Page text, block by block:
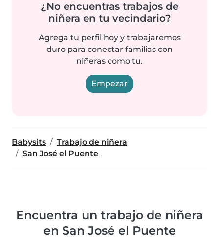
¿No encuentras trabajos de
niñera en tu vecindario?
Agrega tu perfil hoy y trabajaremos
duro para conectar familias con
niñeras como tu.
Empezar
Babysits
Trabajo de niñera
San José el Puente
Encuentra un trabajo de niñera
en San José el Puente